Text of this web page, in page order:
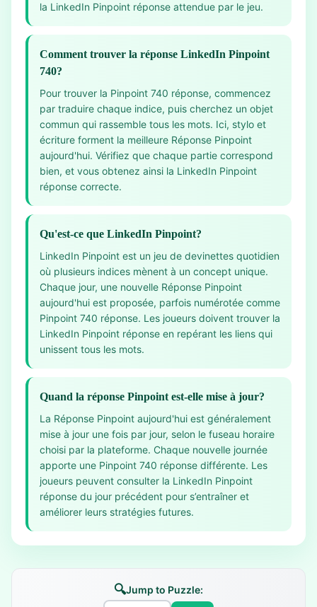
la LinkedIn Pinpoint réponse attendue par le jeu.
Comment trouver la réponse LinkedIn Pinpoint
740?
Pour trouver la Pinpoint 740 réponse, commencez
par traduire chaque indice, puis cherchez un objet
commun qui rassemble tous les mots. Ici, stylo et
écriture forment la meilleure Réponse Pinpoint
aujourd'hui. Vérifiez que chaque partie correspond
bien, et vous obtenez ainsi la LinkedIn Pinpoint
réponse correcte.
Qu'est-ce que LinkedIn Pinpoint?
LinkedIn Pinpoint est un jeu de devinettes quotidien
où plusieurs indices mènent à un concept unique.
Chaque jour, une nouvelle Réponse Pinpoint
aujourd'hui est proposée, parfois numérotée comme
Pinpoint 740 réponse. Les joueurs doivent trouver la
LinkedIn Pinpoint réponse en repérant les liens qui
unissent tous les mots.
Quand la réponse Pinpoint est-elle mise à jour?
La Réponse Pinpoint aujourd'hui est généralement
mise à jour une fois par jour, selon le fuseau horaire
choisi par la plateforme. Chaque nouvelle journée
apporte une Pinpoint 740 réponse différente. Les
joueurs peuvent consulter la LinkedIn Pinpoint
réponse du jour précédent pour s’entraîner et
améliorer leurs stratégies futures.
🔍Jump to Puzzle: